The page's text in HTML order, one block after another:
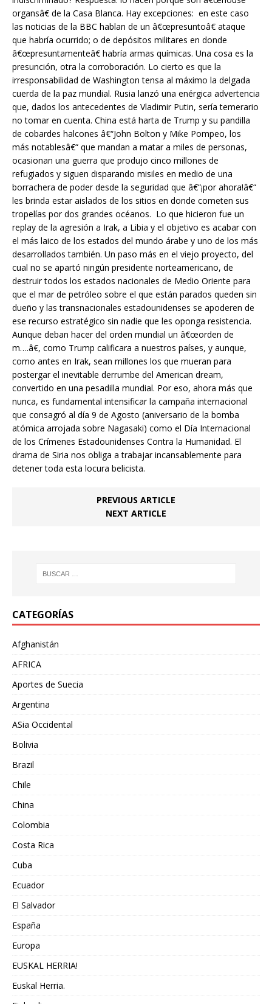
organsâ€ de la Casa Blanca. Hay excepciones: en este caso
las noticias de la BBC hablan de un â€œpresuntoâ€ ataque
que habría ocurrido; o de depósitos militares en donde
â€œpresuntamenteâ€ habría armas químicas. Una cosa es la
presunción, otra la corroboración. Lo cierto es que la
irresponsabilidad de Washington tensa al máximo la delgada
cuerda de la paz mundial. Rusia lanzó una enérgica advertencia
que, dados los antecedentes de Vladimir Putin, sería temerario
no tomar en cuenta. China está harta de Trump y su pandilla
de cobardes halcones â€“John Bolton y Mike Pompeo, los
más notablesâ€“ que mandan a matar a miles de personas,
ocasionan una guerra que produjo cinco millones de
refugiados y siguen disparando misiles en medio de una
borrachera de poder desde la seguridad que â€“¡por ahora!â€“
les brinda estar aislados de los sitios en donde cometen sus
tropelías por dos grandes océanos. Lo que hicieron fue un
replay de la agresión a Irak, a Libia y el objetivo es acabar con
el más laico de los estados del mundo árabe y uno de los más
desarrollados también. Un paso más en el viejo proyecto, del
cual no se apartó ningún presidente norteamericano, de
destruir todos los estados nacionales de Medio Oriente para
que el mar de petróleo sobre el que están parados queden sin
dueño y las transnacionales estadounidenses se apoderen de
ese recurso estratégico sin nadie que les oponga resistencia.
Aunque deban hacer del orden mundial un â€œorden de
m….â€, como Trump calificara a nuestros países, y aunque,
como antes en Irak, sean millones los que mueran para
postergar el inevitable derrumbe del American dream,
convertido en una pesadilla mundial. Por eso, ahora más que
nunca, es fundamental intensificar la campaña internacional
que consagró al día 9 de Agosto (aniversario de la bomba
atómica arrojada sobre Nagasaki) como el Día Internacional
de los Crímenes Estadounidenses Contra la Humanidad. El
drama de Siria nos obliga a trabajar incansablemente para
detener toda esta locura belicista.
PREVIOUS ARTICLE
NEXT ARTICLE
CATEGORÍAS
Afghanistán
AFRICA
Aportes de Suecia
Argentina
ASia Occidental
Bolivia
Brazil
Chile
China
Colombia
Costa Rica
Cuba
Ecuador
El Salvador
España
Europa
EUSKAL HERRIA!
Euskal Herria.